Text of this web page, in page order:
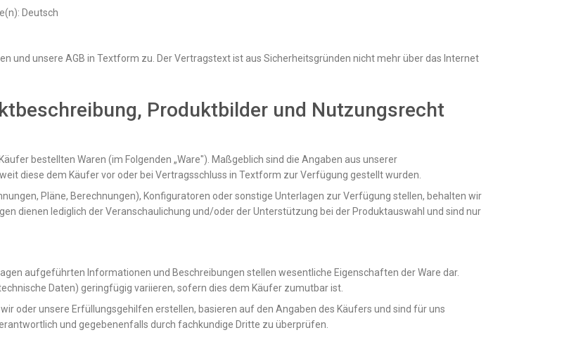
Deutsch
und unsere AGB in Textform zu. Der Vertragstext ist aus Sicherheitsgründen nicht mehr über das Internet
Produktbilder und Nutzungsrecht
bestellten Waren (im Folgenden „Ware"). Maßgeblich sind die Angaben aus unserer
diese dem Käufer vor oder bei Vertragsschluss in Textform zur Verfügung gestellt wurden.
Pläne, Berechnungen), Konfiguratoren oder sonstige Unterlagen zur Verfügung stellen, behalten wir
dienen lediglich der Veranschaulichung und/oder der Unterstützung bei der Produktauswahl und sind nur
aufgeführten Informationen und Beschreibungen stellen wesentliche Eigenschaften der Ware dar.
Daten) geringfügig variieren, sofern dies dem Käufer zumutbar ist.
oder unsere Erfüllungsgehilfen erstellen, basieren auf den Angaben des Käufers und sind für uns
und gegebenenfalls durch fachkundige Dritte zu überprüfen.